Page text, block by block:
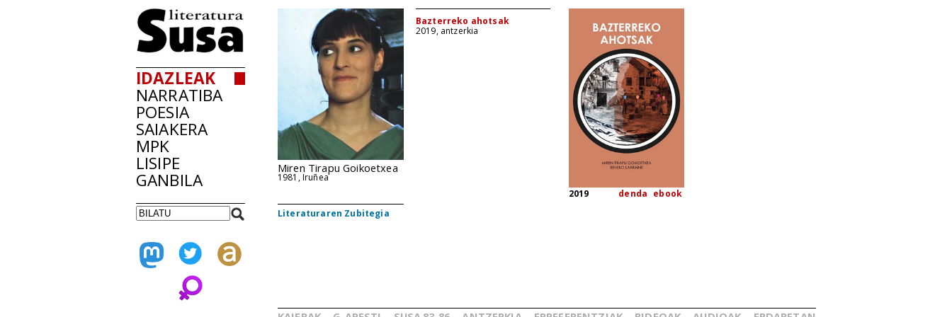
IDAZLEAK
NARRATIBA
POESIA
SAIAKERA
MPK
LISIPE
GANBILA
Miren Tirapu Goikoetxea
1981, Iruñea
Literaturaren Zubitegia
Bazterreko ahotsak
2019, antzerkia
denda ebook
2019